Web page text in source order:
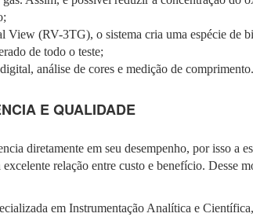
View (RV-3TG), o sistema cria uma espécie de
de todo o teste;
análise de cores e medição de comprimento.
E QUALIDADE
diretamente em seu desempenho, por isso a
relação entre custo e benefício. Desse
em Instrumentação Analítica e